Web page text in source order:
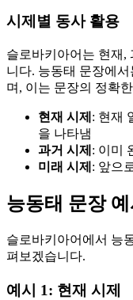
시제별 동사 활용
슬로바키아어는 현재,
니다. 능동태 문장에
며, 이는 문장의 정확
현재 시제 : 현재
을 나타냄
과거 시제 : 이미
미래 시제 : 앞으
능동태 문장
슬로바키아어에서 능
펴보겠습니다.
예시 1: 현재 시제